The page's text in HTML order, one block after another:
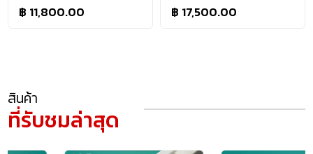
฿ 11,800.00 ฿ 17,500.00
สินค้า
ที่รับชมล่าสุด